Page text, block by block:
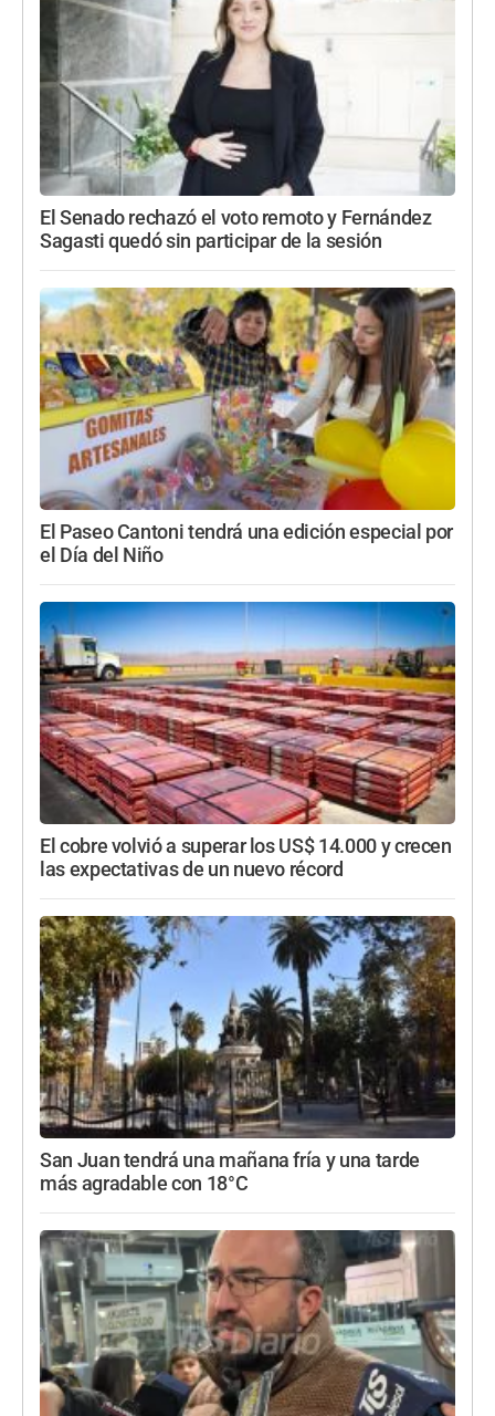
El Senado rechazó el voto remoto y Fernández
Sagasti quedó sin participar de la sesión
El Paseo Cantoni tendrá una edición especial por
el Día del Niño
El cobre volvió a superar los US$ 14.000 y crecen
las expectativas de un nuevo récord
San Juan tendrá una mañana fría y una tarde
más agradable con 18°C